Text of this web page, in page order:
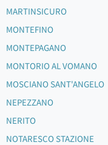
MARTINSICURO
MONTEFINO
MONTEPAGANO
MONTORIO AL VOMANO
MOSCIANO SANT'ANGELO
NEPEZZANO
NERITO
NOTARESCO STAZIONE